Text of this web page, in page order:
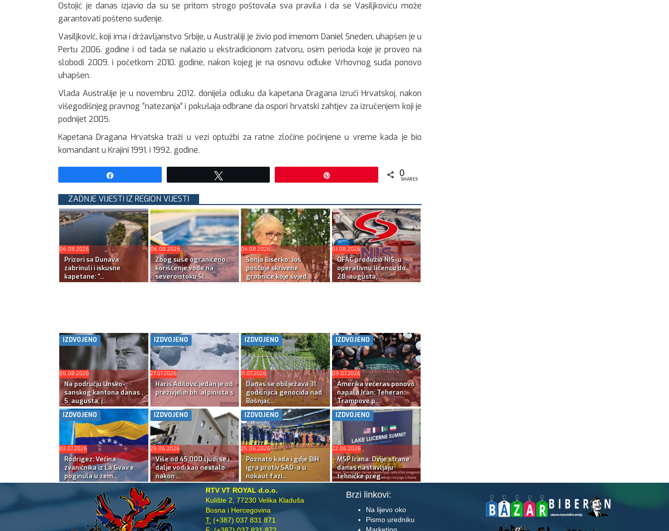
Ostojić je danas izjavio da su se pritom strogo poštovala sva pravila i da se Vasiljkoviću može
garantovati pošteno suđenje.
Vasiljković, koji ima i državljanstvo Srbije, u Australiji je živio pod imenom Daniel Sneden, uhapšen je u
Pertu 2006. godine i od tada se nalazio u ekstradicionom zatvoru, osim perioda koje je proveo na
slobodi 2009. i početkom 2010. godine, nakon kojeg je na osnovu odluke Vrhovnog suda ponovo
uhapšen.
Vlada Australije je u novembru 2012. donijela odluku da kapetana Dragana izruči Hrvatskoj, nakon
višegodišnjeg pravnog “natezanja” i pokušaja odbrane da ospori hrvatski zahtjev za izručenjem koji je
podnijet 2005.
Kapetana Dragana Hrvatska traži u vezi optužbi za ratne zločine počinjene u vreme kada je bio
komandant u Krajini 1991. i 1992. godine.
0
SHARES
ZADNJE VIJESTI IZ REGION VIJESTI
06.08.2026
Prizori sa Dunava
zabrinuli i iskusne
kapetane: “...
06.08.2026
Zbog suše ograničeno
korišćenje vode na
severoistoku Sl...
04.08.2026
Sonja Biserko: Još
postoje skrivene
grobnice koje svjed...
01.08.2026
OFAC produžio NIS-u
operativnu licencu do
28. augusta, ...
IZDVOJENO
05.08.2026
Na području Unsko-
sanskog kantona danas ,
5. augusta, j...
IZDVOJENO
27.07.2026
Haris Adilović jedan je od
preživjelih bh. alpinista s
...
IZDVOJENO
11.07.2026
Danas se obilježava 31.
godišnjica genocida nad
Bošnjac...
IZDVOJENO
09.07.2026
Amerika večeras ponovo
napala Iran; Teheran:
Trampove p...
IZDVOJENO
03.07.2026
Rodrigez: Većina
zvaničnika iz La Gvaire
poginula u zem...
IZDVOJENO
29.06.2026
Više od 45.000 ljudi se i
dalje vodi kao nestalo
nakon ...
IZDVOJENO
25.06.2026
Poznato kada i gdje BiH
igra protiv SAD-a u
nokaut fazi...
IZDVOJENO
22.06.2026
MSP Irana: Dvije strane
danas nastavljaju
tehničke preg...
RTV VT ROYAL d.o.o.
Kulište 2, 77230 Velika Kladuša
Bosna i Hercegovina
T: (+387) 037 831 871
Brzi linkovi:
Na lijevo oko
Pismo uredniku